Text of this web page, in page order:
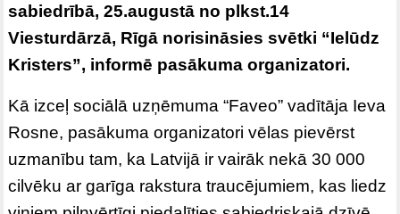
sabiedrībā, 25.augustā no plkst.14
Viesturdārzā, Rīgā norisināsies svētki “Ielūdz
Kristers”, informē pasākuma organizatori.
Kā izceļ sociālā uzņēmuma “Faveo” vadītāja Ieva
Rosne, pasākuma organizatori vēlas pievērst
uzmanību tam, ka Latvijā ir vairāk nekā 30 000
cilvēku ar garīga rakstura traucējumiem, kas liedz